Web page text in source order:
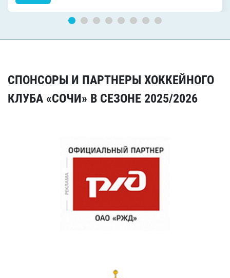
СПОНСОРЫ И ПАРТНЕРЫ ХОККЕЙНОГО
КЛУБА «СОЧИ» В СЕЗОНЕ 2025/2026